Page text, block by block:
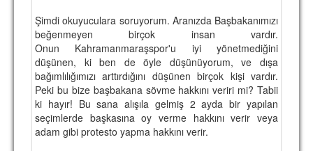
Şimdi okuyuculara soruyorum. Aranızda Başbakanımızı
beğenmeyen birçok insan vardır.
Onun Kahramanmaraşspor'u iyi yönetmediğini
düşünen, ki ben de öyle düşünüyorum, ve dışa
bağımlılığımızı arttırdığını düşünen birçok kişi vardır.
Peki bu bize başbakana sövme hakkını veriri mi? Tabii
ki hayır! Bu sana alışıla gelmiş 2 ayda bir yapılan
seçimlerde başkasına oy verme hakkını verir veya
adam gibi protesto yapma hakkını verir.